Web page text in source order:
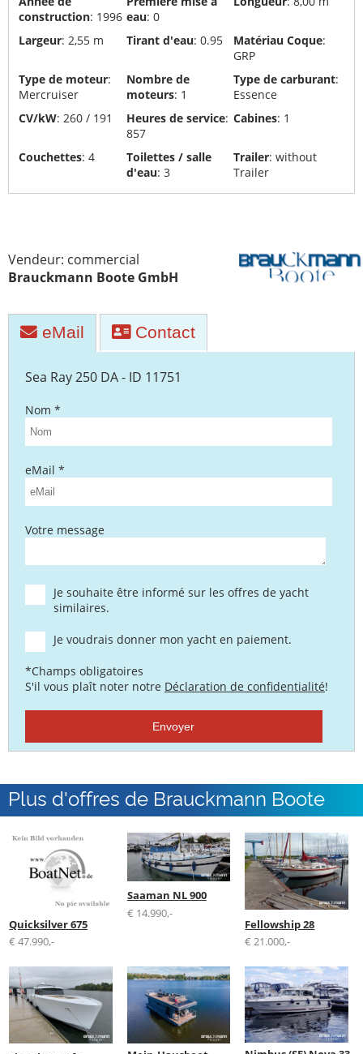
voile
et
de
Assurances
Recyclage
Transports
de
Chantiers
construction: 1996 eau: 0
Largeur: 2,55 m Tirant d'eau: 0.95 Matériau Coque:
GRP
Type de moteur:
Mercruiser
Nombre de
moteurs: 1
Type de carburant:
Essence
CV/kW: 260 / 191 Heures de service:
857
Cabines: 1
Couchettes: 4
Toilettes / salle
d'eau: 3
Trailer: without
Trailer
Vendeur: commercial
Brauckmann Boote GmbH
eMail Contact
Sea Ray 250 DA - ID 11751
Nom *
eMail *
Votre message
Je souhaite être informé sur les offres de yacht
similaires.
Je voudrais donner mon yacht en paiement.
*Champs obligatoires
S'il vous plaît noter notre Déclaration de confidentialité!
Envoyer
Plus d'offres de Brauckmann Boote
GmbH
Quicksilver 675
€ 47.990,-
Saaman NL 900
€ 14.990,-
Fellowship 28
€ 21.000,-